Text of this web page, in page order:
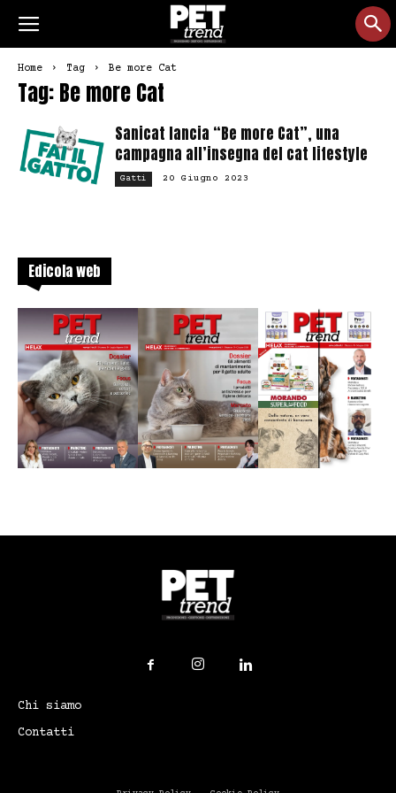
Home Tag Be more Cat
Tag: Be more Cat
Sanicat lancia “Be more Cat”, una
campagna all’insegna del cat lifestyle
Gatti 20 Giugno 2023
Edicola web
Chi siamo
Contatti